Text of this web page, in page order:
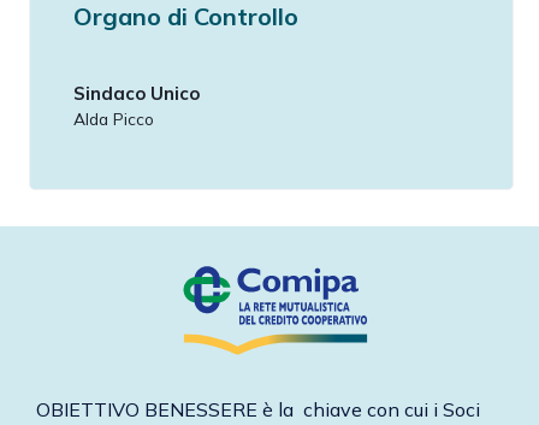
Organo di Controllo
Sindaco Unico
Alda Picco
OBIETTIVO BENESSERE è la chiave con cui i Soci